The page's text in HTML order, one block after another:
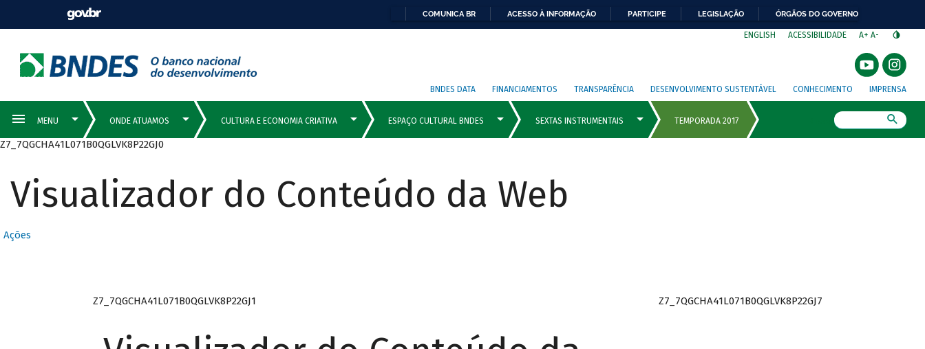
COMUNICA BR ACESSO À INFORMAÇÃO PARTICIPE LEGISLAÇÃO ÓRGÃOS DO GOVERNO
ENGLISH ACESSIBILIDADE A+ A-
BNDES DATA FINANCIAMENTOS TRANSPARÊNCIA DESENVOLVIMENTO SUSTENTÁVEL CONHECIMENTO IMPRENSA
Z7_7QGCHA41L071B0QGLVK8P22GJ0
Visualizador do Conteúdo da Web
Ações
Z7_7QGCHA41L071B0QGLVK8P22GJ1 Z7_7QGCHA41L071B0QGLVK8P22GJ7